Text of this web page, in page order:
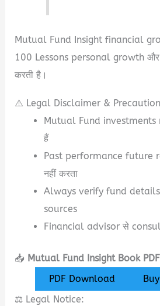
Mutual Fund Insight financial
100 Lessons personal growth
करती है।
⚠️ Legal Disclaimer &
Mutual Fund investments
हैं
Past performance future
नहीं करता
Always verify fund
sources
Financial advisor से
📥 Mutual Fund Insight Book
PDF Download
⚖️ Legal Notice: